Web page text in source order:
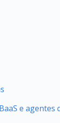
e agentes